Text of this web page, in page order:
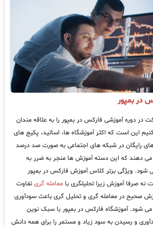
در بمپور
در دوره آموزشی فارکس در بمپور را به علاقه مندان
این است که اکثر آموزشگاه ها، اساتید، پکیج های
رایگان در شبکه های اجتماعی به صورت صد درصد
می دهند که این دسته آموزش ها منجر به ضرر به
شود. ویژگی برتر کلاس آموزش فارکس در بمپور
نه صرفا آموزش زیرا تحلیلگری با معامله گری تفاوت
صحیح در معامله گری و تحلیل گری باعث سودآوری
می شود. آموزشگاه فارکس در بمپور با سبک نوین
و رسیدن به سود زیاد و مستمر را برای همه دانش